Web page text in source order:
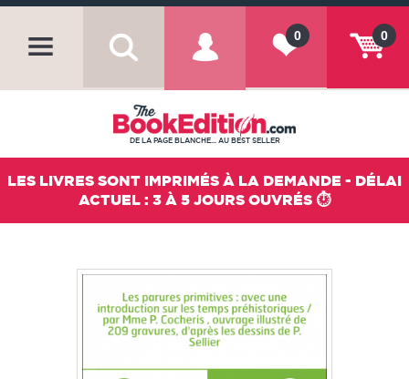
0
0
DE LA PAGE BLANCHE... AU BEST SELLER
LES LIVRES SONT IMPRIMÉS À LA DEMANDE - DÉLAI
ACTUEL : 3 À 5 JOURS OUVRÉS ⏱️